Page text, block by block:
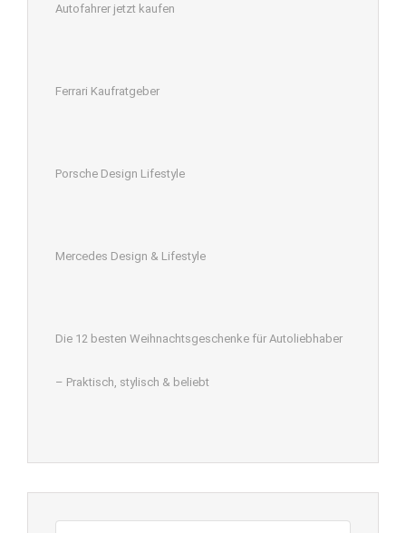
Autofahrer jetzt kaufen
Ferrari Kaufratgeber
Porsche Design Lifestyle
Mercedes Design & Lifestyle
Die 12 besten Weihnachtsgeschenke für Autoliebhaber
– Praktisch, stylisch & beliebt